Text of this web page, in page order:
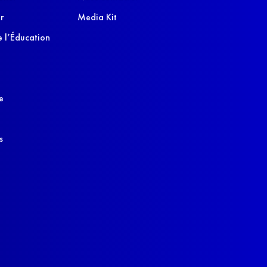
Personnalisez vos préférences pour
l’Éducation
Media Kit